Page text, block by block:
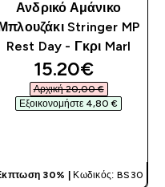
Ανδρικό Αμάνικο
Μπλουζάκι Stringer MP
Rest Day - Γκρι Marl
discounted
15.20€‎
Αρχική 20,00 €‎
Εξοικονομήστε 4,80 €‎
30% | Κωδικός: BS30